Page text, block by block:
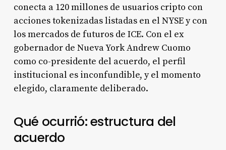
conecta a 120 millones de usuarios cripto con
acciones tokenizadas listadas en el NYSE y con
los mercados de futuros de ICE. Con el ex
gobernador de Nueva York Andrew Cuomo
como co-presidente del acuerdo, el perfil
institucional es inconfundible, y el momento
elegido, claramente deliberado.
Qué ocurrió: estructura del
acuerdo